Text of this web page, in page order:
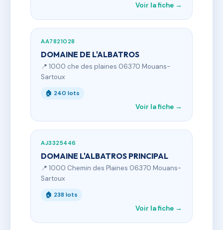
Voir la fiche →
AA7821028
DOMAINE DE L'ALBATROS
📍 1000 che des plaines 06370 Mouans-
Sartoux
🏠 240 lots
Voir la fiche →
AJ3325446
DOMAINE L'ALBATROS PRINCIPAL
📍 1000 Chemin des Plaines 06370 Mouans-
Sartoux
🏠 238 lots
Voir la fiche →